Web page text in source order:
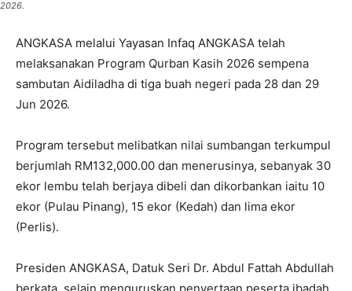
2026.
ANGKASA melalui Yayasan Infaq ANGKASA telah
melaksanakan Program Qurban Kasih 2026 sempena
sambutan Aidiladha di tiga buah negeri pada 28 dan 29
Jun 2026.
Program tersebut melibatkan nilai sumbangan terkumpul
berjumlah RM132,000.00 dan menerusinya, sebanyak 30
ekor lembu telah berjaya dibeli dan dikorbankan iaitu 10
ekor (Pulau Pinang), 15 ekor (Kedah) dan lima ekor
(Perlis).
Presiden ANGKASA, Datuk Seri Dr. Abdul Fattah Abdullah